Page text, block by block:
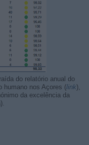
do relatório anual do
humano nos Açores (link),
da excelência da